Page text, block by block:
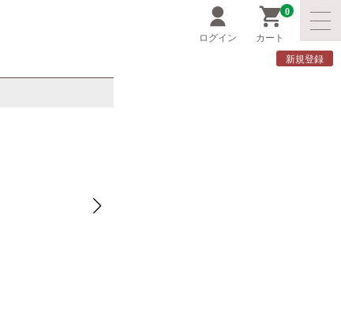
ログイン
0
カート
新規登録